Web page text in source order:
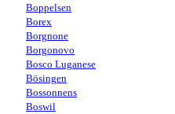
Boppelsen
Borex
Borgnone
Borgonovo
Bosco Luganese
Bösingen
Bossonnens
Boswil